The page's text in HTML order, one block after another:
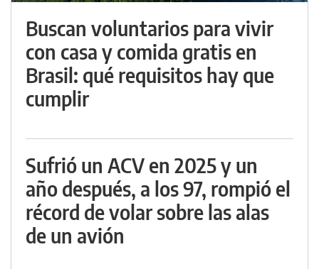
Buscan voluntarios para vivir
con casa y comida gratis en
Brasil: qué requisitos hay que
cumplir
Sufrió un ACV en 2025 y un
año después, a los 97, rompió el
récord de volar sobre las alas
de un avión